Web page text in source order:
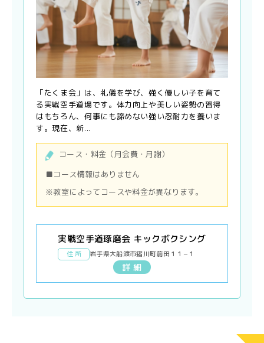
「たくま会」は、礼儀を学び、強く優しい子を育て
る実戦空手道場です。体力向上や美しい姿勢の習得
はもちろん、何事にも諦めない強い忍耐力を養いま
す。現在、新...
コース・料金（月会費・月謝）
■コース情報はありません
※教室によってコースや料金が異なります。
実戦空手道琢磨会 キックボクシング
住 所 岩手県大船渡市猪川町前田１１−１
詳 細